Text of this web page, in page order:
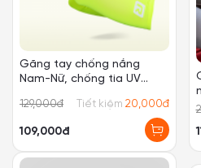
Găng tay chống nắng
GoodFit GF206G
220,000 Tiết kiệm 71,000đ
119,200 - 149,000đ